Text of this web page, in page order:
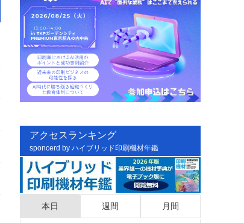
アクセスランキング
sponcerd by ハイブリッド印刷機材年鑑
本日 週間 月間